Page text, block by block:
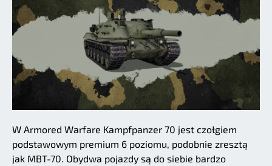
W Armored Warfare Kampfpanzer 70 jest czołgiem
podstawowym premium 6 poziomu, podobnie zresztą
jak MBT-70. Obydwa pojazdy są do siebie bardzo